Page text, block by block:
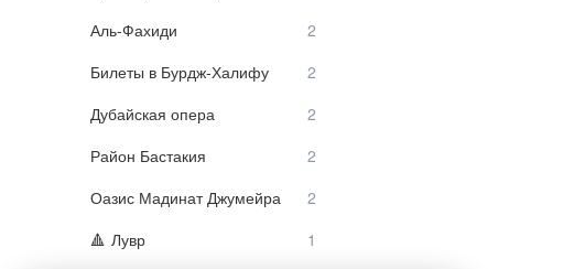
Аль-Фахиди
Билеты в Бурдж-Халифу
Дубайская опера
Район Бастакия
Оазис Мадинат Джумейра
Лувр